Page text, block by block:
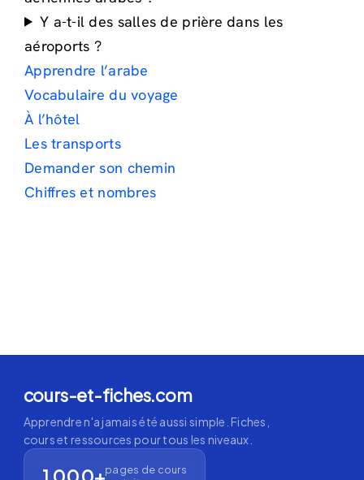
Y a-t-il des salles de prière dans les
aéroports ?
Apprendre l’arabe
Vocabulaire du voyage
À l’hôtel
Les transports
Demander son chemin
Chiffres et nombres
cours-et-fiches.com
Apprendre n'a jamais été aussi simple. Fiches,
cours et ressources pour tous les niveaux.
pages de cours